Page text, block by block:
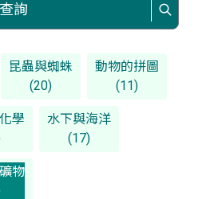
查詢
昆蟲與蜘蛛
(20)
動物的拼圖
(11)
學
水下與海洋
(17)
物